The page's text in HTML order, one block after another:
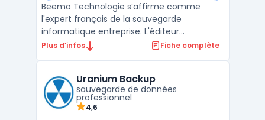
Beemo Technologie s’affirme comme
l'expert français de la sauvegarde
informatique entreprise. L'éditeur
montpelliérain conçoit des solutions
logiciel, il permet de mettre en place une
Plus d’infos Fiche complète
Uranium Backup
sauvegarde de données
professionnel
4,6